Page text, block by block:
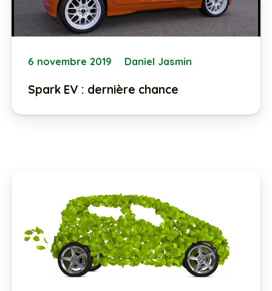
6 novembre 2019 Daniel Jasmin
Spark EV : dernière chance